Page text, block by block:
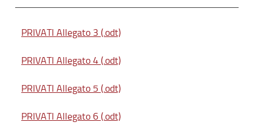
PRIVATI Allegato 3 (.odt)
PRIVATI Allegato 4 (.odt)
PRIVATI Allegato 5 (.odt)
PRIVATI Allegato 6 (.odt)